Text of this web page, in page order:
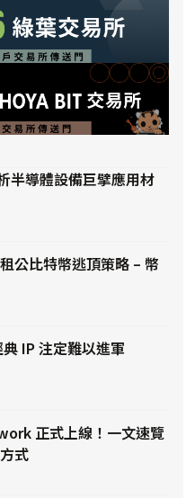
半導體設備巨擘應用材
公比特幣逃頂策略 – 幣
IP 注定難以進軍
正式上線！一文速覽
式